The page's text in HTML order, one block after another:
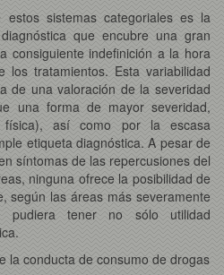
sistemas categoriales es la
que encubre una gran
consiguiente indefinición a la hora
tratamientos. Esta variabilidad
de una valoración de la severidad
una forma de mayor severidad,
así como por la escasa
etiqueta diagnóstica. A pesar de
síntomas de las repercusiones del
ninguna ofrece la posibilidad de
según las áreas más severamente
pudiera tener no sólo utilidad
la conducta de consumo de drogas